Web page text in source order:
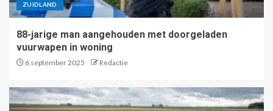
ZUIDLAND
88-jarige man aangehouden met doorgeladen
vuurwapen in woning
6 september 2025 Redactie